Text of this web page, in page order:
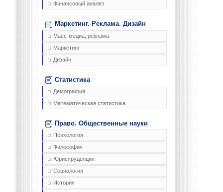
Финансовый анализ
Маркетинг. Реклама. Дизайн
Масс-медиа, реклама
Маркетинг
Дизайн
Статистика
Демография
Математическая статистика
Право. Общественные науки
Психология
Философия
Юриспруденция
Социология
История